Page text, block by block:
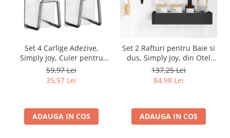
Set 4 Carlige Adezive,
Simply Joy, Cuier pentru
Prosoape din Otel
Inoxidabil, Montare Usoara
fara Gaurire, Rezistent la
Baie, Bucatarie, Usa
59,97 Lei
35,57 Lei
ADAUGA IN COS
Set 2 Rafturi pentru Baie si
dus, Simply Joy, din Otel
Inoxidabil, cu Montarea
Usoara si fara Gaurire, 32 X
12 x 6 cm, Negru
137,25 Lei
84,98 Lei
ADAUGA IN COS